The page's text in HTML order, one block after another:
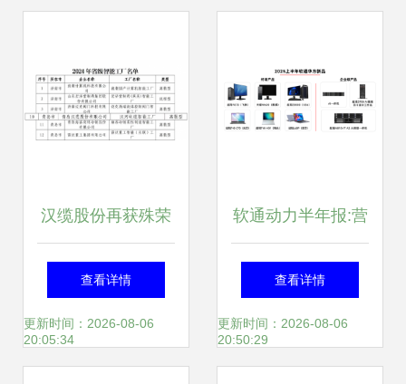
汉缆股份再获殊荣
以质量领先实力荣
登山东省级智能工
查看详情
更新时间：2026-08-06
20:05:34
软通动力半年报:营
收稳步攀升 全栈智
能点亮发展新局
查看详情
更新时间：2026-08-06
20:50:29